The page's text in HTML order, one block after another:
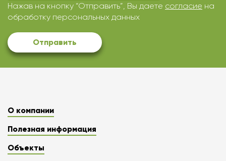
Нажав на кнопку “Отправить”, Вы даете согласие на
обработку персональных данных
Отправить
О компании
Полезная информация
Объекты